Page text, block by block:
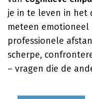
je in te leven in het
meteen emotioneel
professionele
scherpe,
– vragen die de